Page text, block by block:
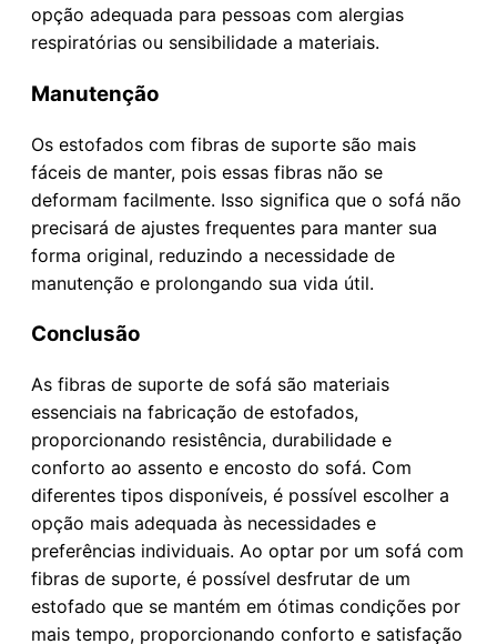
opção adequada para pessoas com alergias
respiratórias ou sensibilidade a materiais.
Manutenção
Os estofados com fibras de suporte são mais
fáceis de manter, pois essas fibras não se
deformam facilmente. Isso significa que o sofá não
precisará de ajustes frequentes para manter sua
forma original, reduzindo a necessidade de
manutenção e prolongando sua vida útil.
Conclusão
As fibras de suporte de sofá são materiais
essenciais na fabricação de estofados,
proporcionando resistência, durabilidade e
conforto ao assento e encosto do sofá. Com
diferentes tipos disponíveis, é possível escolher a
opção mais adequada às necessidades e
preferências individuais. Ao optar por um sofá com
fibras de suporte, é possível desfrutar de um
estofado que se mantém em ótimas condições por
mais tempo, proporcionando conforto e satisfação